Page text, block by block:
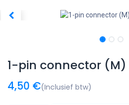
1-pin connector (M)
4,50 €(Inclusief btw)